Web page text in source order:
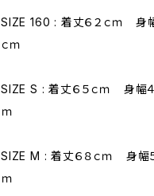
SIZE 160 : 着丈６２ｃｍ 身
ｃｍ
SIZE S : 着丈６５ｃｍ 身幅
ｍ
SIZE M : 着丈６８ｃｍ 身幅
ｍ